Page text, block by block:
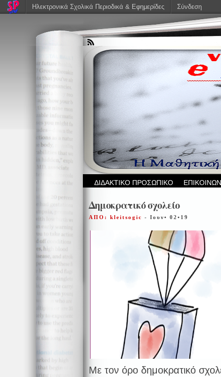
ΔΙΔΑΚΤΙΚΟ ΠΡΟΣΩΠΙΚΟ
Δημοκρατικό σχολείο
ΑΠΟ: kleitsogic - Ιουν• 02•19
Με τον όρο δημοκρατικό
Ηλεκτρονικά Σχολικά Περιοδικά & Εφημερίδες Σύνδεση